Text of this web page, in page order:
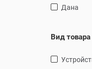
Дана
Вид товара